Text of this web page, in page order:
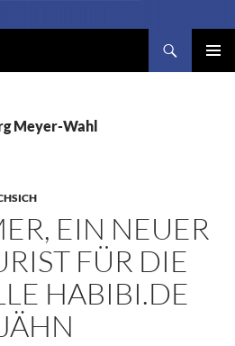
Meyer-Wahl
EIN NEUER
FÜR DIE
HABIBI.DE